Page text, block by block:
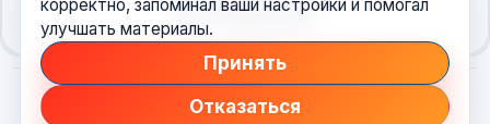
корректно, запоминал ваши настройки и помогал
улучшать материалы.
Принять
Отказаться